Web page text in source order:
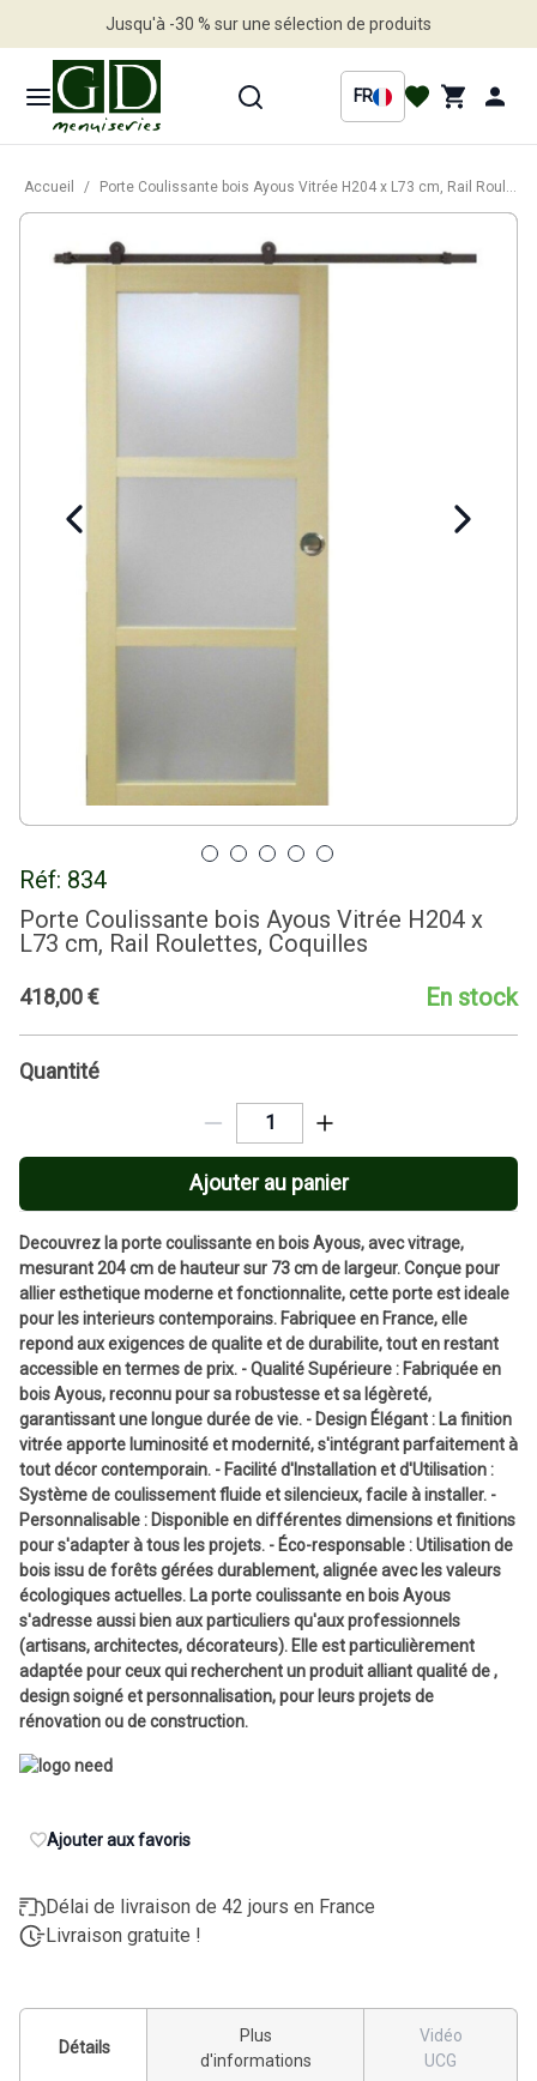
Jusqu'à -30 % sur une sélection de produits
FR
Accueil / Porte Coulissante bois Ayous Vitrée H204 x L73 cm, Rail Roulettes, Coquilles
Réf: 834
Porte Coulissante bois Ayous Vitrée H204 x
L73 cm, Rail Roulettes, Coquilles
418,00€ En stock
Quantité
Ajouter au panier
Decouvrez la porte coulissante en bois Ayous, avec vitrage,
mesurant 204 cm de hauteur sur 73 cm de largeur. Conçue pour
allier esthetique moderne et fonctionnalite, cette porte est ideale
pour les interieurs contemporains. Fabriquee en France, elle
repond aux exigences de qualite et de durabilite, tout en restant
accessible en termes de prix. - Qualité Supérieure : Fabriquée en
bois Ayous, reconnu pour sa robustesse et sa légèreté,
garantissant une longue durée de vie. - Design Élégant : La finition
vitrée apporte luminosité et modernité, s'intégrant parfaitement à
tout décor contemporain. - Facilité d'Installation et d'Utilisation :
Système de coulissement fluide et silencieux, facile à installer. -
Personnalisable : Disponible en différentes dimensions et finitions
pour s'adapter à tous les projets. - Éco-responsable : Utilisation de
bois issu de forêts gérées durablement, alignée avec les valeurs
écologiques actuelles. La porte coulissante en bois Ayous
s'adresse aussi bien aux particuliers qu'aux professionnels
(artisans, architectes, décorateurs). Elle est particulièrement
adaptée pour ceux qui recherchent un produit alliant qualité de ,
design soigné et personnalisation, pour leurs projets de
rénovation ou de construction.
Ajouter aux favoris
Délai de livraison de 42 jours en France
Livraison gratuite !
Détails
Plus
d'informations
Vidéo
UCG